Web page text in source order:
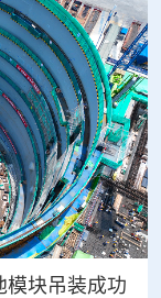
模块吊装成功